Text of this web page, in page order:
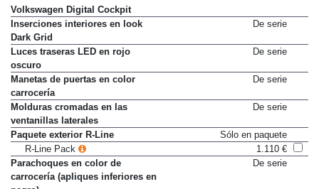
Cuadro de instrumentos
Volkswagen Digital Cockpit
Inserciones interiores en look
Dark Grid
Luces traseras LED en rojo
oscuro
Manetas de puertas en color
carrocería
Molduras cromadas en las
ventanillas laterales
Paquete exterior R-Line
Sólo en paquete
R-Line Pack
1.110 €
Parachoques en color de